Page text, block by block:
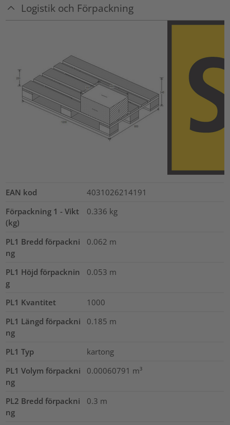
Logistik och Förpackning
EAN kod
4031026214191
Förpackning 1 - Vikt
(kg)
0.336 kg
PL1 Bredd förpackni
ng
0.062 m
PL1 Höjd förpacknin
g
0.053 m
PL1 Kvantitet
1000
PL1 Längd förpackni
ng
0.185 m
PL1 Typ
kartong
PL1 Volym förpackni
ng
0.00060791 m³
PL2 Bredd förpackni
ng
0.3 m